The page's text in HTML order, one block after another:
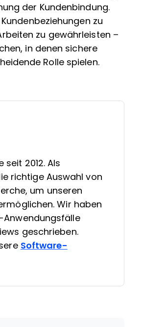
der Kundenbindung.
zu
zu gewährleisten –
in denen sichere
Rolle spielen.
2012. Als
richtige Auswahl von
um unseren
Wir haben
Anwendungsfälle
geschrieben.
Software-